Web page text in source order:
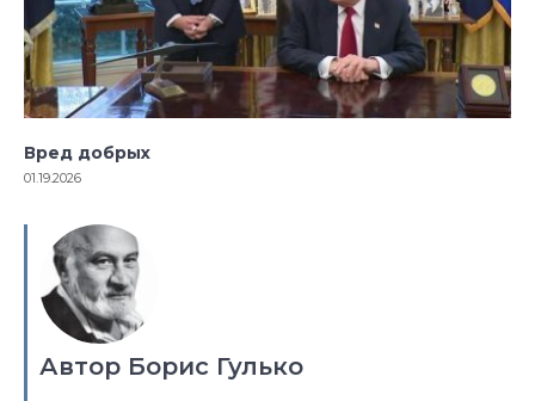
Вред добрых
01.19.2026
Автор Борис Гулько